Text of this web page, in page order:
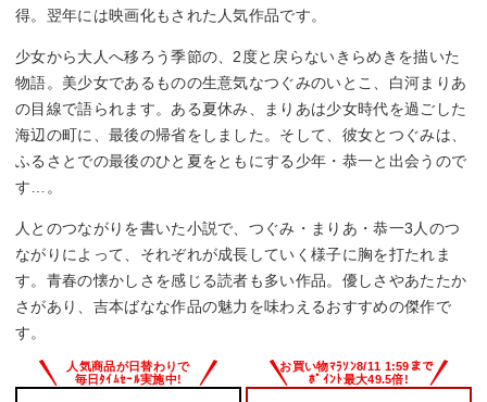
得。翌年には映画化もされた人気作品です。
少女から大人へ移ろう季節の、2度と戻らないきらめきを描いた
物語。美少女であるものの生意気なつぐみのいとこ、白河まりあ
の目線で語られます。ある夏休み、まりあは少女時代を過ごした
海辺の町に、最後の帰省をしました。そして、彼女とつぐみは、
ふるさとでの最後のひと夏をともにする少年・恭一と出会うので
す…。
人とのつながりを書いた小説で、つぐみ・まりあ・恭一3人のつ
ながりによって、それぞれが成長していく様子に胸を打たれま
す。青春の懐かしさを感じる読者も多い作品。優しさやあたたか
さがあり、吉本ばなな作品の魅力を味わえるおすすめの傑作で
す。